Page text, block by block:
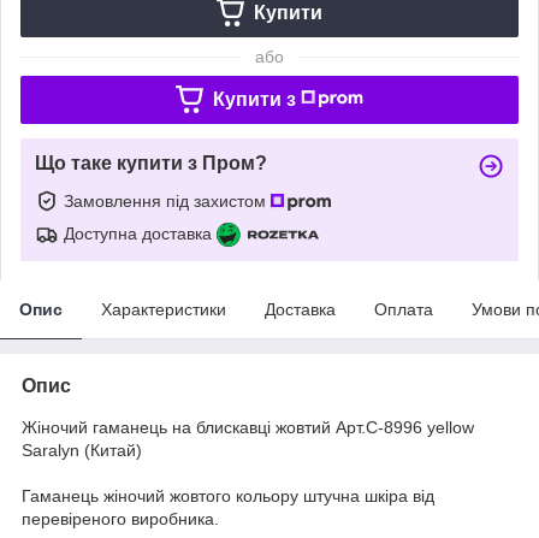
Купити
або
Купити з
Що таке купити з Пром?
Замовлення під захистом
Доступна доставка
Опис Характеристики Доставка Оплата Умови
Опис
Жіночий гаманець на блискавці жовтий Арт.C-8996 yellow
Saralyn (Китай)
Гаманець жіночий жовтого кольору штучна шкіра від
перевіреного виробника.